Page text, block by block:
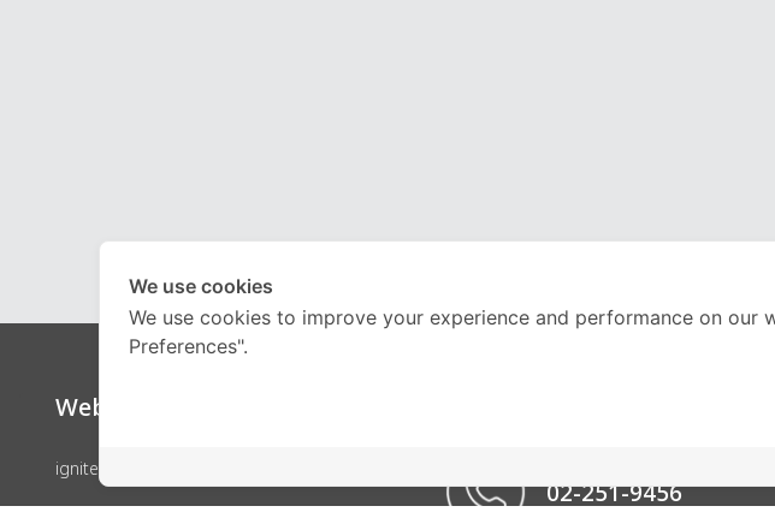
Website
ignite by OnDemand
02-251-9456
We use cookies
We use cookies to improve your experience and performance on our
Preferences".